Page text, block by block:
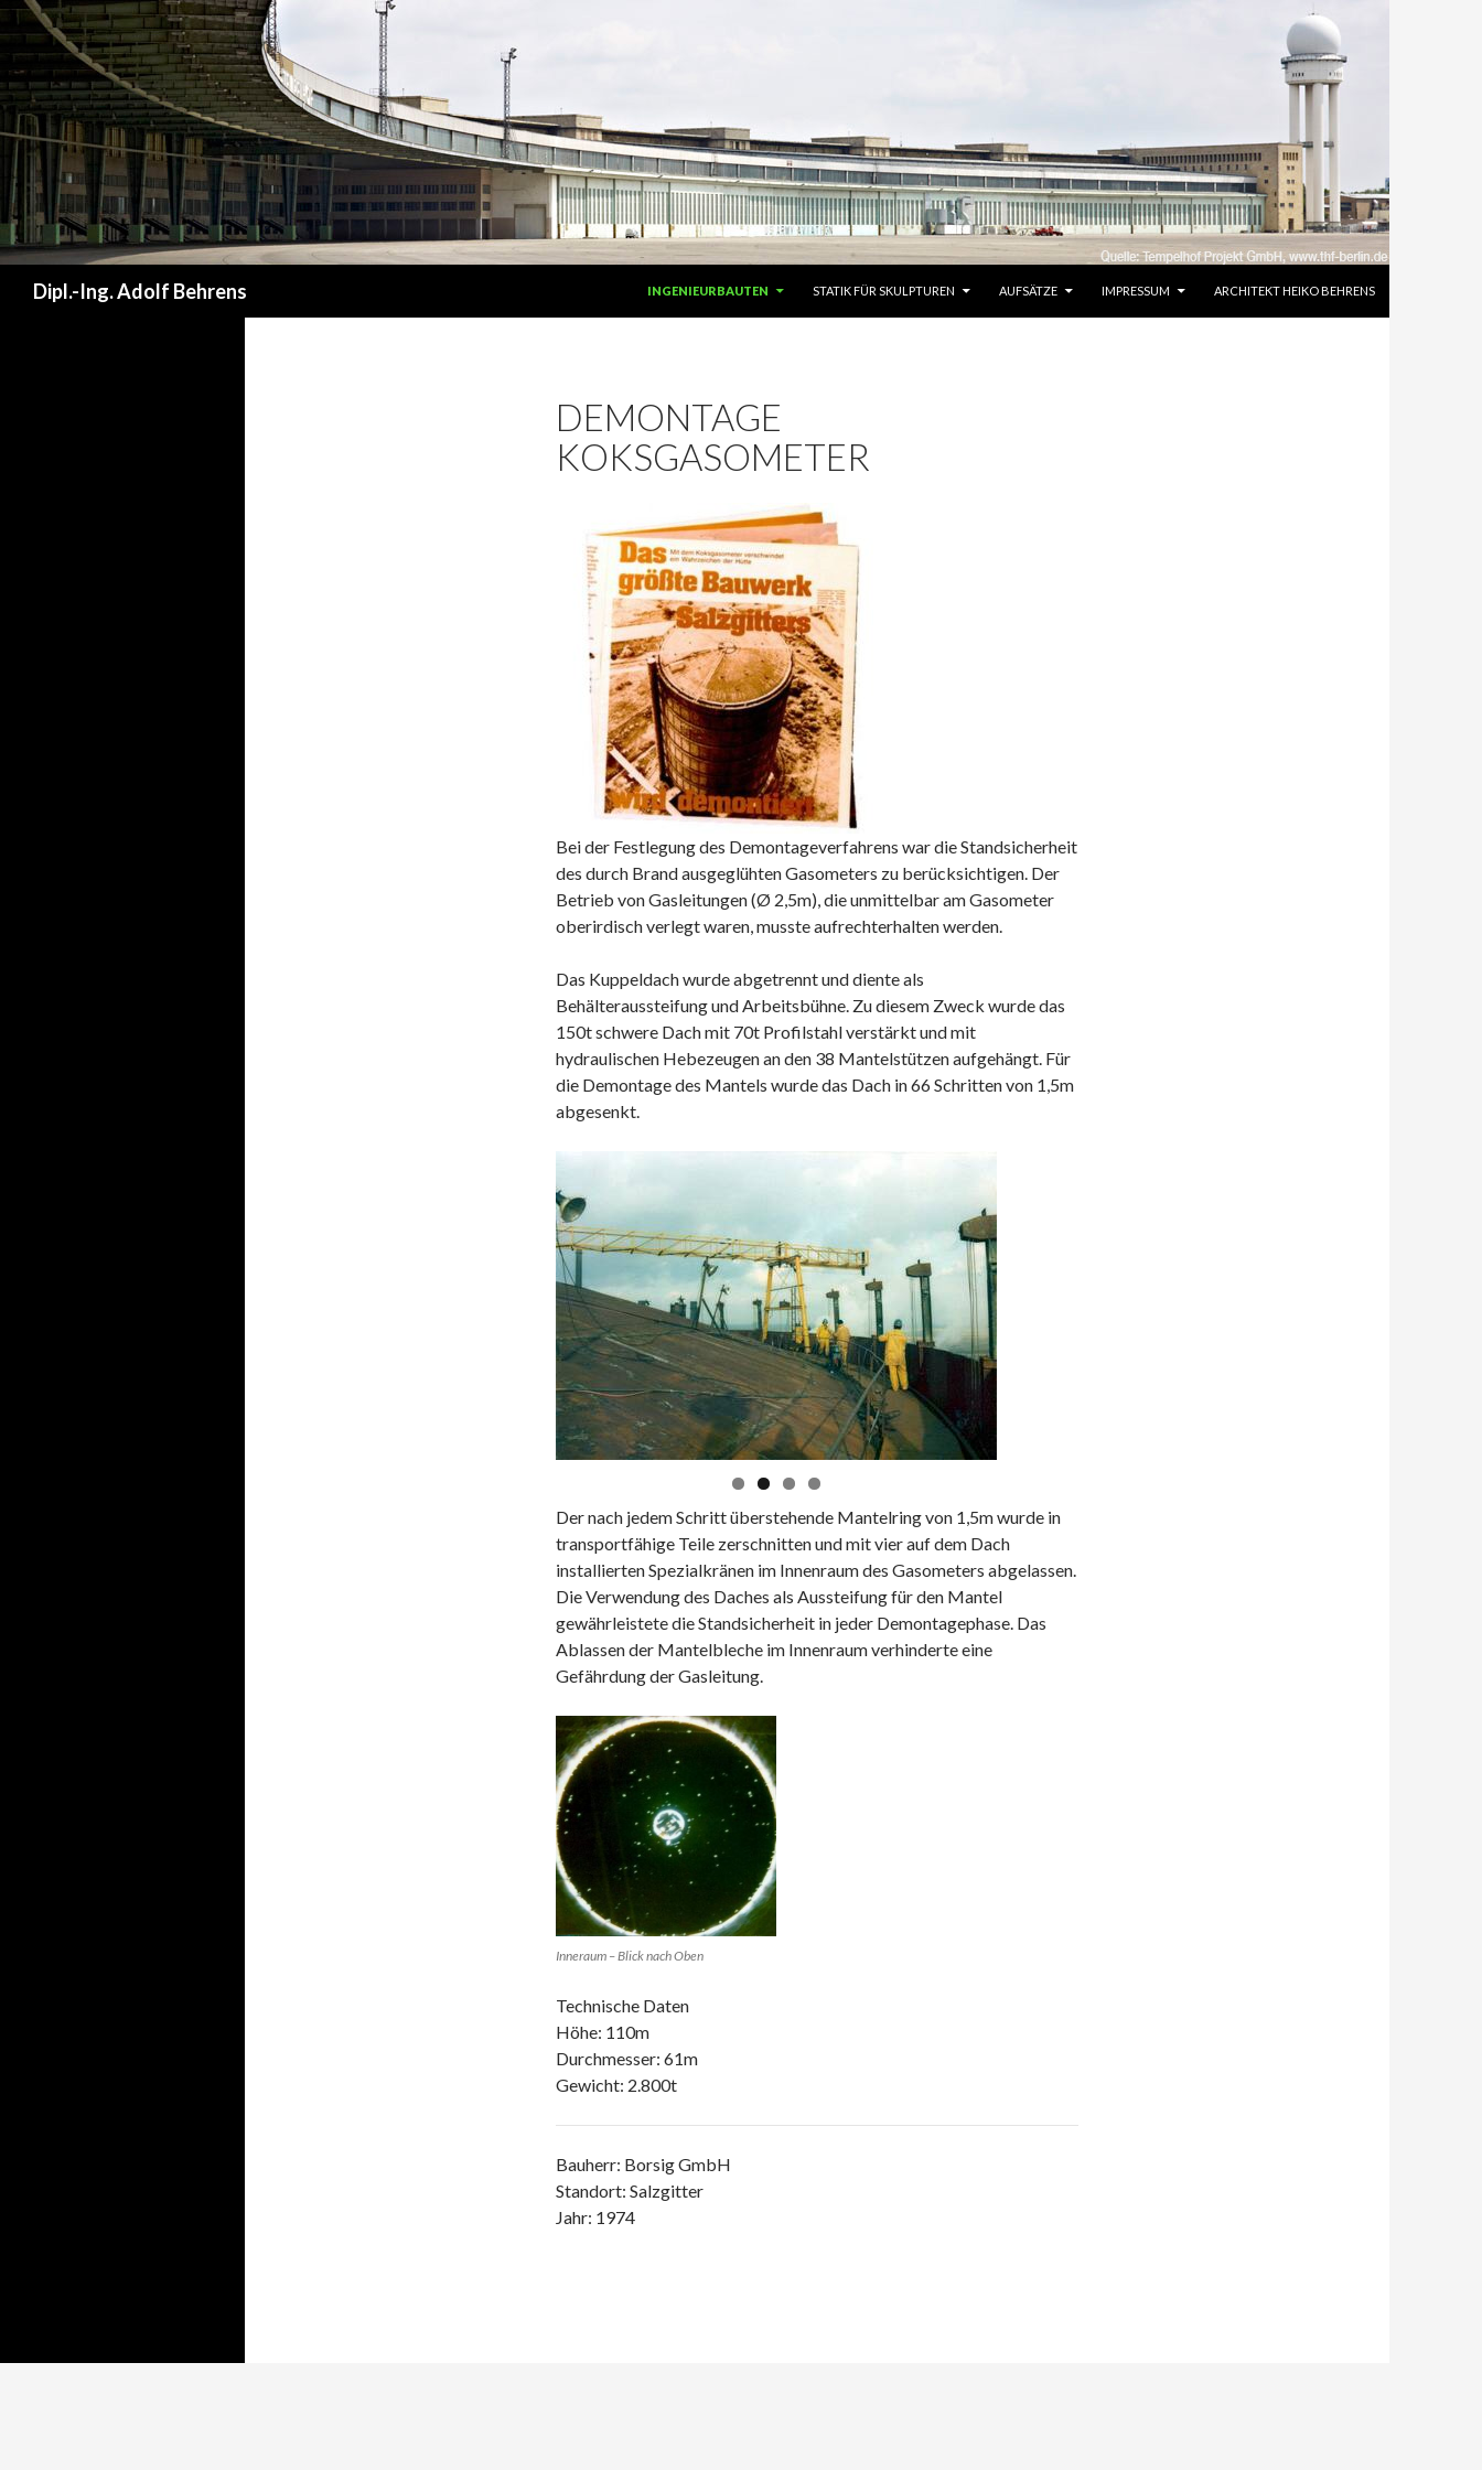
Dipl.-Ing. Adolf Behrens
INGENIEURBAUTEN
STATIK FÜR SKULPTUREN AUFSÄTZE IMPRESSUM ARCHITEKT HEIKO BEHRENS
DEMONTAGE
KOKSGASOMETER
Bei der Festlegung des Demontageverfahrens war die Standsicherheit
des durch Brand ausgeglühten Gasometers zu berücksichtigen. Der
Betrieb von Gasleitungen (Ø 2,5m), die unmittelbar am Gasometer
oberirdisch verlegt waren, musste aufrechterhalten werden.
Das Kuppeldach wurde abgetrennt und diente als
Behälteraussteifung und Arbeitsbühne. Zu diesem Zweck wurde das
150t schwere Dach mit 70t Profilstahl verstärkt und mit
hydraulischen Hebezeugen an den 38 Mantelstützen aufgehängt. Für
die Demontage des Mantels wurde das Dach in 66 Schritten von 1,5m
abgesenkt.
Der nach jedem Schritt überstehende Mantelring von 1,5m wurde in
transportfähige Teile zerschnitten und mit vier auf dem Dach
installierten Spezialkränen im Innenraum des Gasometers abgelassen.
Die Verwendung des Daches als Aussteifung für den Mantel
gewährleistete die Standsicherheit in jeder Demontagephase. Das
Ablassen der Mantelbleche im Innenraum verhinderte eine
Gefährdung der Gasleitung.
Inneraum – Blick nach Oben
Technische Daten
Höhe: 110m
Durchmesser: 61m
Gewicht: 2.800t
Bauherr: Borsig GmbH
Standort: Salzgitter
Jahr: 1974